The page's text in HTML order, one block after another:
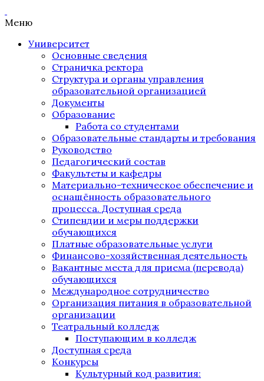
Меню
Университет
Основные сведения
Страничка ректора
Структура и органы управления
образовательной организацией
Документы
Образование
Работа со студентами
Образовательные стандарты и требования
Руководство
Педагогический состав
Факультеты и кафедры
Материально-техническое обеспечение и
оснащённость образовательного
процесса. Доступная среда
Стипендии и меры поддержки
обучающихся
Платные образовательные услуги
Финансово-хозяйственная деятельность
Вакантные места для приема (перевода)
обучающихся
Международное сотрудничество
Организация питания в образовательной
организации
Театральный колледж
Поступающим в колледж
Доступная среда
Конкурсы
Культурный код развития: